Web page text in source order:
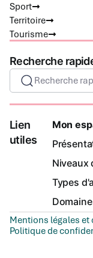
Sport
Territoire
Tourisme
Recherche
Recherche
Lien
utiles
Mon
Niveaux
Types
Mentions légales
Politique de